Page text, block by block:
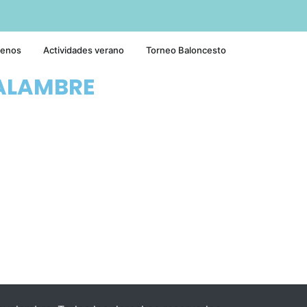
Actividades verano Torneo Baloncesto